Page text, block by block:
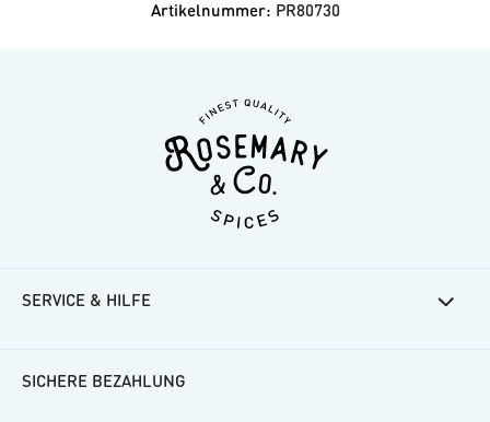
die üblicherweise 7cm hohe Gewürzschublade.
Übrigens, extra für die Schubladen-Aufbewahrung
haben wir die Namen der Gewürze auch auf die
Deckel gedruckt, sodass man direkt von oben findet
Artikelnummer: PR80730
SERVICE & HILFE
SICHERE BEZAHLUNG